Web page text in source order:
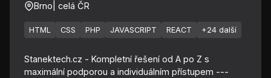
Brno | celá ČR
HTML CSS PHP JAVASCRIPT REACT +24 další
Stanektech.cz - Kompletní řešení od A po Z s
maximální podporou a individuálním přístupem ---